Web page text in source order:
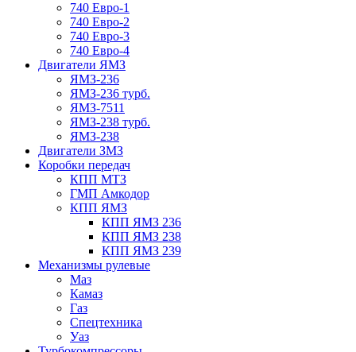
740 Евро-1
740 Евро-2
740 Евро-3
740 Евро-4
Двигатели ЯМЗ
ЯМЗ-236
ЯМЗ-236 турб.
ЯМЗ-7511
ЯМЗ-238 турб.
ЯМЗ-238
Двигатели ЗМЗ
Коробки передач
КПП МТЗ
ГМП Амкодор
КПП ЯМЗ
КПП ЯМЗ 236
КПП ЯМЗ 238
КПП ЯМЗ 239
Механизмы рулевые
Маз
Камаз
Газ
Спецтехника
Уаз